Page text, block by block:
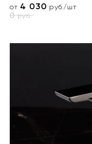
от 4 030 руб./шт
0руб.